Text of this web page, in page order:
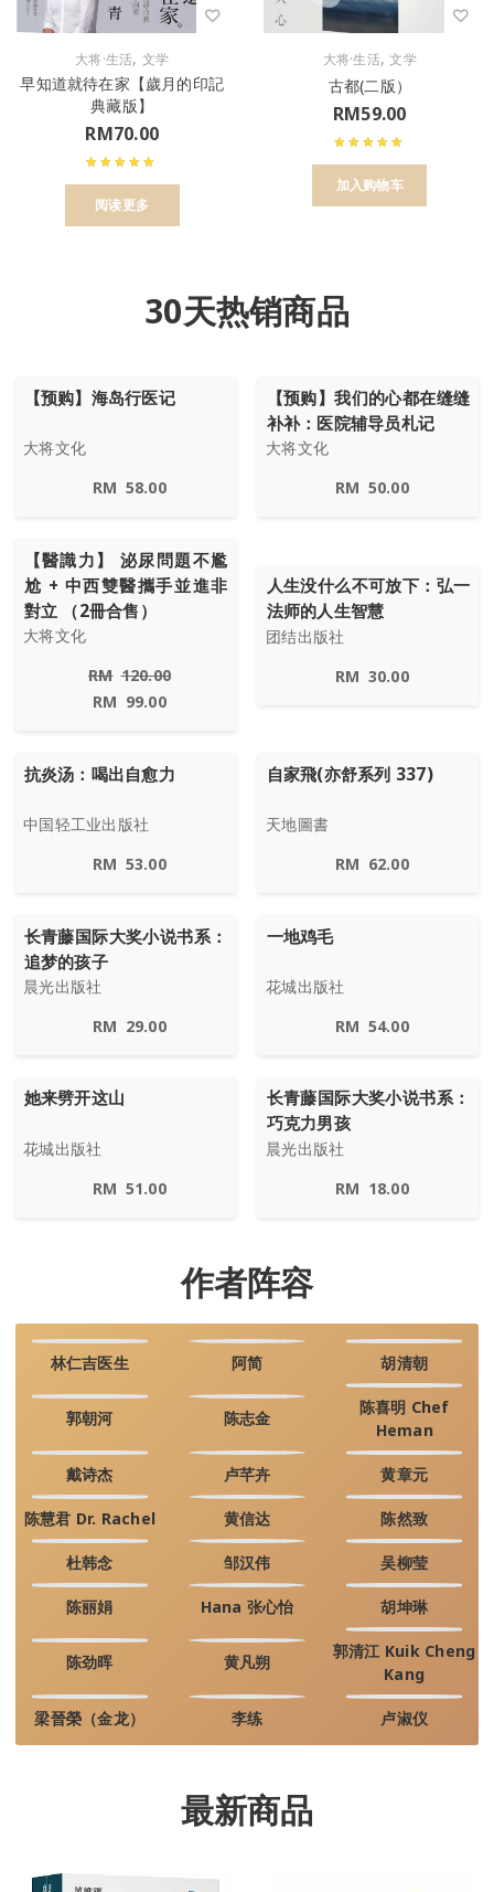
大将·生活, 文学
早知道就待在家【歲月的印記
典藏版】
RM70.00
阅读更多
大将·生活,文学
古都(二版）
RM59.00
加入购物车
30天热销商品
【预购】海岛行医记
大将文化
RM 58.00
【预购】我们的心都在缝缝
补补：医院辅导员札记
大将文化
RM 50.00
【醫識力】 泌尿問題不尷
尬 + 中西雙醫攜手並進非
對立 （2冊合售）
大将文化
RM 120.00
RM 99.00
人生没什么不可放下：弘一
法师的人生智慧
团结出版社
RM 30.00
抗炎汤：喝出自愈力
中国轻工业出版社
RM 53.00
自家飛(亦舒系列 337)
天地圖書
RM 62.00
长青藤国际大奖小说书系：
追梦的孩子
晨光出版社
RM 29.00
一地鸡毛
花城出版社
RM 54.00
她来劈开这山
花城出版社
RM 51.00
长青藤国际大奖小说书系：
巧克力男孩
晨光出版社
RM 18.00
作者阵容
林仁吉医生 阿简 胡清朝
郭朝河 陈志金
陈喜明 Chef
Heman
戴诗杰 卢芊卉 黄章元
陈慧君 Dr. Rachel 黄信达 陈然致
杜韩念 邹汉伟 吴柳莹
陈丽娟 Hana 张心怡 胡坤琳
陈劲晖 黄凡朔
郭清江 Kuik Cheng
Kang
梁晉榮（金龙） 李练 卢淑仪
最新商品